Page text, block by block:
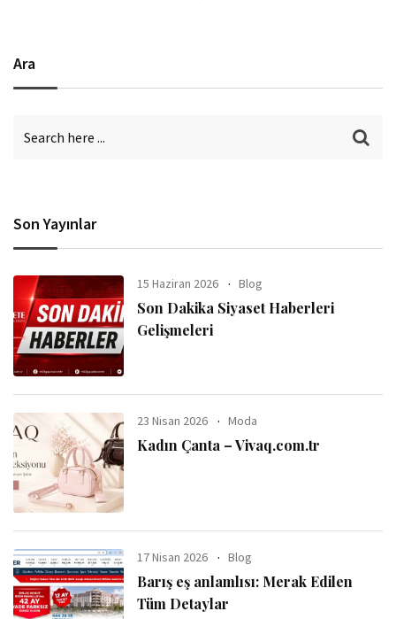
Ara
Son Yayınlar
15 Haziran 2026 Blog
Son Dakika Siyaset Haberleri
Gelişmeleri
23 Nisan 2026 Moda
Kadın Çanta – Vivaq.com.tr
17 Nisan 2026 Blog
Barış eş anlamlısı: Merak Edilen
Tüm Detaylar